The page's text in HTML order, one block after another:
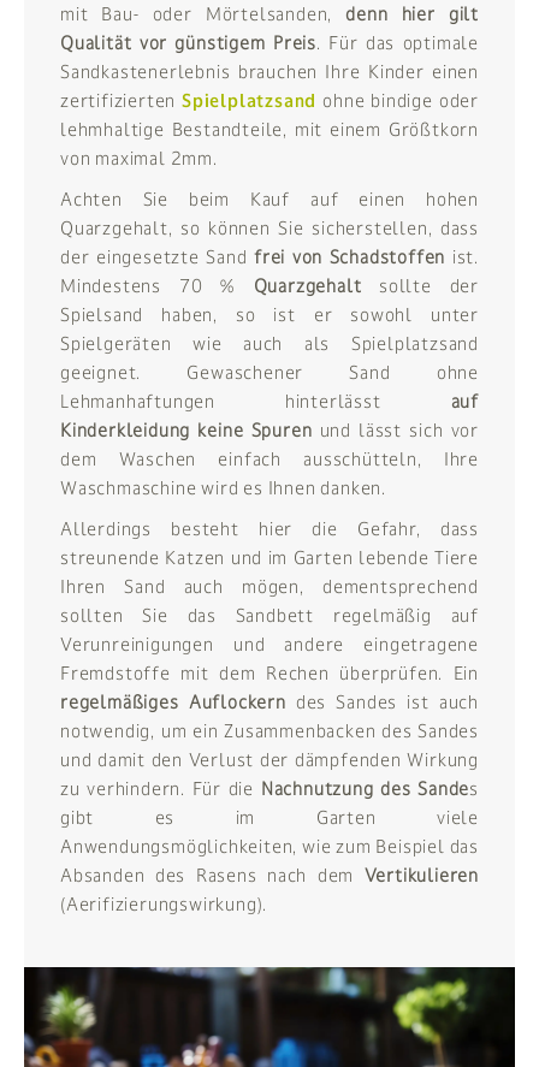
mit Bau- oder Mörtelsanden, denn hier gilt
Qualität vor günstigem Preis. Für das optimale
Sandkastenerlebnis brauchen Ihre Kinder einen
zertifiziertenSpielplatzsand ohne bindige oder
lehmhaltige Bestandteile, mit einem Größtkorn
von maximal 2mm.
Achten Sie beim Kauf auf einen hohen
Quarzgehalt, so können Sie sicherstellen, dass
der eingesetzte Sand frei von Schadstoffen ist.
Mindestens 70 % Quarzgehalt sollte der
Spielsand haben, so ist er sowohl unter
Spielgeräten wie auch als Spielplatzsand
geeignet. Gewaschener Sand ohne
Lehmanhaftungen hinterlässt auf
Kinderkleidung keine Spuren und lässt sich vor
dem Waschen einfach ausschütteln, Ihre
Waschmaschine wird es Ihnen danken.
Allerdings besteht hier die Gefahr, dass
streunende Katzen und im Garten lebende Tiere
Ihren Sand auch mögen, dementsprechend
sollten Sie das Sandbett regelmäßig auf
Verunreinigungen und andere eingetragene
Fremdstoffe mit dem Rechen überprüfen. Ein
regelmäßiges Auflockern des Sandes ist auch
notwendig, um ein Zusammenbacken des Sandes
und damit den Verlust der dämpfenden Wirkung
zu verhindern. Für die Nachnutzung des Sandes
gibt es im Garten viele
Anwendungsmöglichkeiten, wie zum Beispiel das
Absanden des Rasens nach dem Vertikulieren
(Aerifizierungswirkung).